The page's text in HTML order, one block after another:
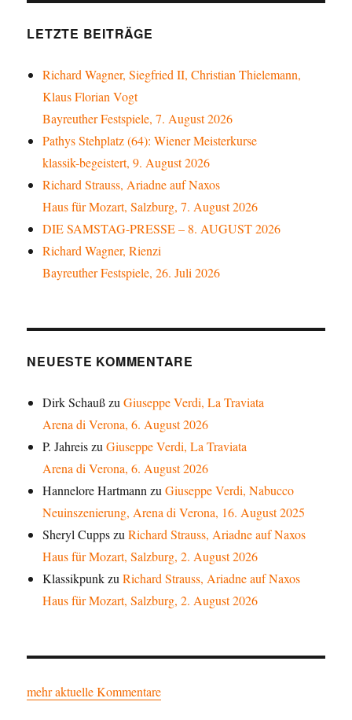
LETZTE BEITRÄGE
Richard Wagner, Siegfried II, Christian Thielemann,
Klaus Florian Vogt
Bayreuther Festspiele, 7. August 2026
Pathys Stehplatz (64): Wiener Meisterkurse
klassik-begeistert, 9. August 2026
Richard Strauss, Ariadne auf Naxos
Haus für Mozart, Salzburg, 7. August 2026
DIE SAMSTAG-PRESSE – 8. AUGUST 2026
Richard Wagner, Rienzi
Bayreuther Festspiele, 26. Juli 2026
NEUESTE KOMMENTARE
Dirk SchaußzuGiuseppe Verdi, La Traviata
Arena di Verona, 6. August 2026
P. JahreiszuGiuseppe Verdi, La Traviata
Arena di Verona, 6. August 2026
Hannelore HartmannzuGiuseppe Verdi, Nabucco
Neuinszenierung, Arena di Verona, 16. August 2025
Sheryl CuppszuRichard Strauss, Ariadne auf Naxos
Haus für Mozart, Salzburg, 2. August 2026
KlassikpunkzuRichard Strauss, Ariadne auf Naxos
Haus für Mozart, Salzburg, 2. August 2026
mehr aktuelle Kommentare